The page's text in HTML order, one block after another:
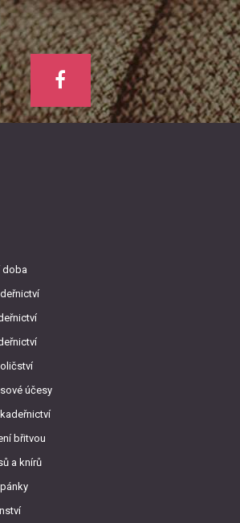
doba
účesy
břitvou
a knírů